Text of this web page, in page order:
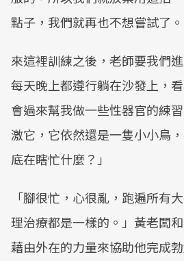
點子，我們就再也不想嘗試了。
來這裡訓練之後，老師要我們
每天晚上都遵行躺在沙發上，
會過來幫我做一些性器官的練
激它，它依然還是一隻小小鳥
底在瞎忙什麼？」
「腳很忙，心很亂，跑遍所有
理治療都是一樣的。」黃老闆
藉由外在的力量來協助他完成